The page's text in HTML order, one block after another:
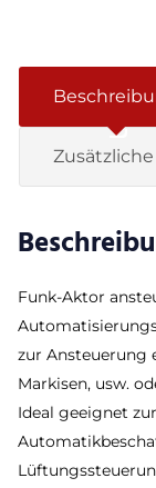
Funk-Aktor
zur Ansteuerung
Markisen, usw.
Ideal geeignet